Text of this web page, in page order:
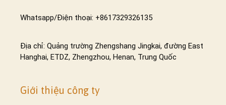
Whatsapp/Điện thoại: +8617329326135
Địa chỉ: Quảng trường Zhengshang Jingkai, đường East
Hanghai, ETDZ, Zhengzhou, Henan, Trung Quốc
Giới thiệu công ty